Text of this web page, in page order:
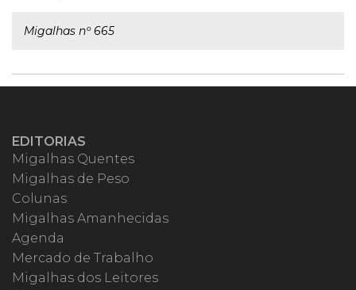
Migalhas nº 665
EDITORIAS
Migalhas Quentes
Migalhas de Peso
Colunas
Migalhas Amanhecidas
Agenda
Mercado de Trabalho
Migalhas dos Leitores